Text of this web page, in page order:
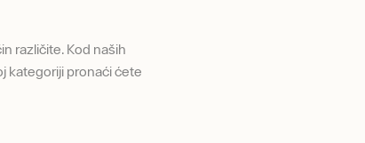
različite. Kod naših
kategoriji pronaći ćete